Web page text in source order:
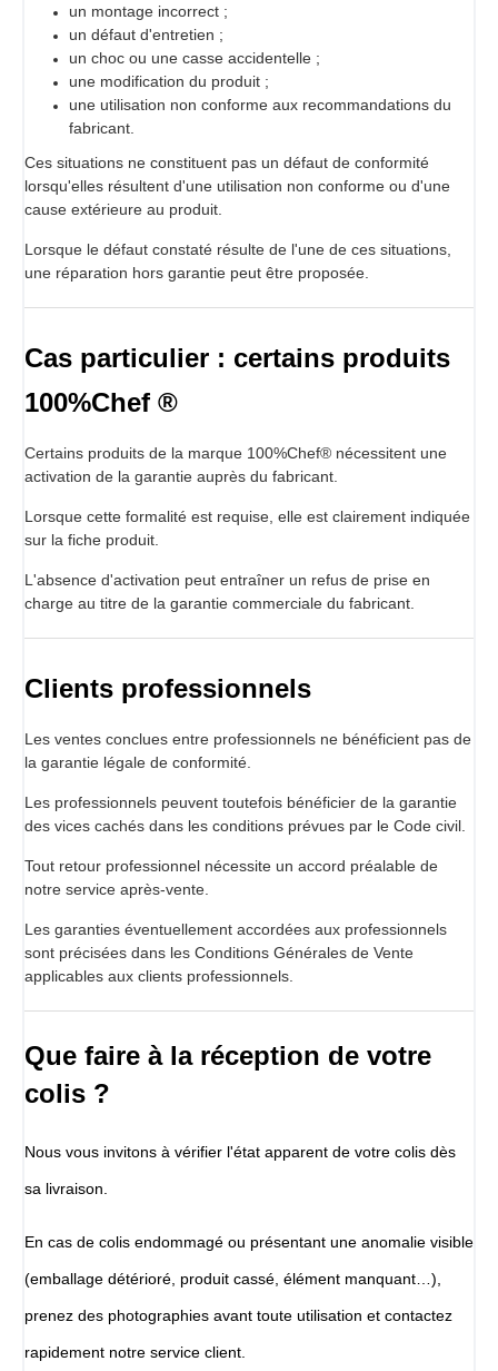
un montage incorrect ;
un défaut d'entretien ;
un choc ou une casse accidentelle ;
une modification du produit ;
une utilisation non conforme aux recommandations du
fabricant.
Ces situations ne constituent pas un défaut de conformité
lorsqu'elles résultent d'une utilisation non conforme ou d'une
cause extérieure au produit.
Lorsque le défaut constaté résulte de l'une de ces situations,
une réparation hors garantie peut être proposée.
Cas particulier : certains produits
100%Chef ®
Certains produits de la marque 100%Chef® nécessitent une
activation de la garantie auprès du fabricant.
Lorsque cette formalité est requise, elle est clairement indiquée
sur la fiche produit.
L'absence d'activation peut entraîner un refus de prise en
charge au titre de la garantie commerciale du fabricant.
Clients professionnels
Les ventes conclues entre professionnels ne bénéficient pas de
la garantie légale de conformité.
Les professionnels peuvent toutefois bénéficier de la garantie
des vices cachés dans les conditions prévues par le Code civil.
Tout retour professionnel nécessite un accord préalable de
notre service après-vente.
Les garanties éventuellement accordées aux professionnels
sont précisées dans les Conditions Générales de Vente
applicables aux clients professionnels.
Que faire à la réception de votre
colis ?
Nous vous invitons à vérifier l'état apparent de votre colis dès
sa livraison.
En cas de colis endommagé ou présentant une anomalie visible
(emballage détérioré, produit cassé, élément manquant…),
prenez des photographies avant toute utilisation et contactez
rapidement notre service client.